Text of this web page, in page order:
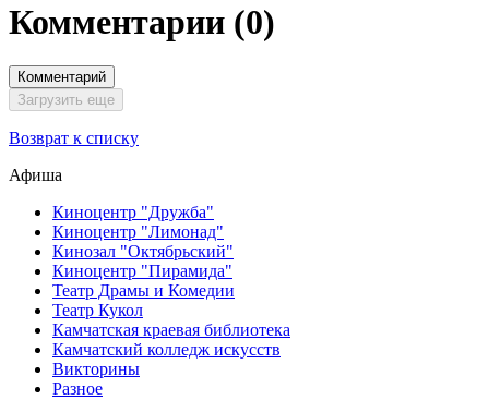
Комментарии (0)
Комментарий
Загрузить еще
Возврат к списку
Афиша
Киноцентр "Дружба"
Киноцентр "Лимонад"
Кинозал "Октябрьский"
Киноцентр "Пирамида"
Театр Драмы и Комедии
Театр Кукол
Камчатская краевая библиотека
Камчатский колледж искусств
Викторины
Разное